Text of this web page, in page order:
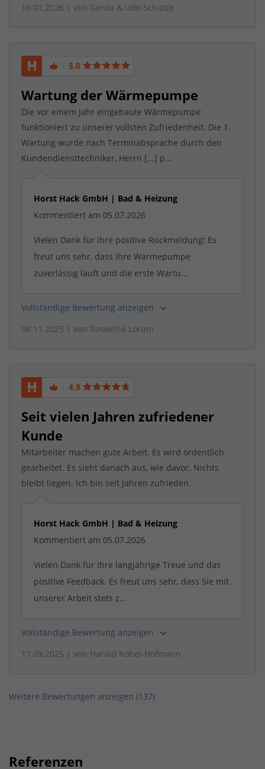
16.01.2026 | von Gerda & Udo Schätze
5,0
Wartung der Wärmepumpe
Die vor einem Jahr eingebaute Wärmepumpe
funktioniert zu unserer vollsten Zufriedenheit. Die 1.
Wartung wurde nach Terminabsprache durch den
Kundendiensttechniker, Herrn [...] p...
Horst Hack GmbH | Bad & Heizung
Kommentiert am 05.07.2026
Vielen Dank für Ihre positive Rückmeldung! Es
freut uns sehr, dass Ihre Wärmepumpe
zuverlässig läuft und die erste Wartu...
Vollständige Bewertung anzeigen
08.11.2025 | von Roswitha Lorum
4,8
Seit vielen Jahren zufriedener
Kunde
Mitarbeiter machen gute Arbeit. Es wird ordentlich
gearbeitet. Es sieht danach aus, wie davor. Nichts
bleibt liegen. Ich bin seit Jahren zufrieden.
Horst Hack GmbH | Bad & Heizung
Kommentiert am 05.07.2026
Vielen Dank für Ihre langjährige Treue und das
positive Feedback. Es freut uns sehr, dass Sie mit
unserer Arbeit stets z...
Vollständige Bewertung anzeigen
17.09.2025 | von Harald Köbel-Hofmann
Weitere Bewertungen anzeigen (137)
Referenzen